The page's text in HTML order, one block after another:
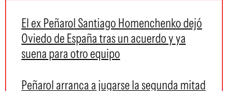
El ex Peñarol Santiago Homenchenko dejó
Oviedo de España tras un acuerdo y ya
suena para otro equipo
Peñarol arranca a jugarse la segunda mitad